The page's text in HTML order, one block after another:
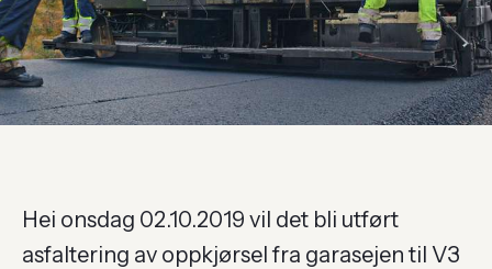
Hei onsdag 02.10.2019 vil det bli utført
asfaltering av oppkjørsel fra garasejen til V3